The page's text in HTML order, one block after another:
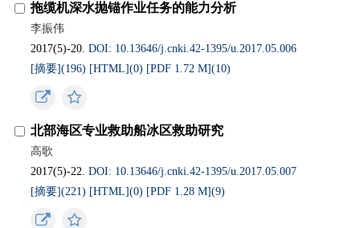
拖缆机深水抛锚作业任务的能力分析
李振伟
2017(5)-20.DOI: 10.13646/j.cnki.42-1395/u.2017.05.006
[摘要](196) [HTML](0) [PDF 1.72 M](10)
北部海区专业救助船冰区救助研究
高歌
2017(5)-22.DOI: 10.13646/j.cnki.42-1395/u.2017.05.007
[摘要](221) [HTML](0) [PDF 1.28 M](9)